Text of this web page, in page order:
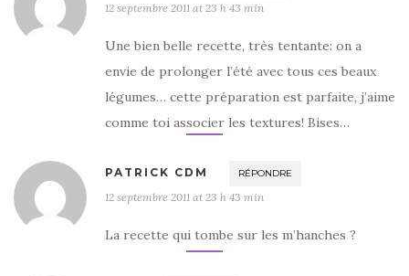
12 septembre 2011 at 23 h 43 min
Une bien belle recette, très tentante: on a
envie de prolonger l’été avec tous ces beaux
légumes… cette préparation est parfaite, j’aime
comme toi associer les textures! Bises…
PATRICK CDM RÉPONDRE
12 septembre 2011 at 23 h 43 min
La recette qui tombe sur les m’hanches ?